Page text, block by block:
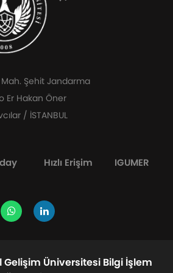
Şehit Jandarma
Er Hakan Öner
/ İSTANBUL
Hızlı Erişim IGUMER
Üniversitesi Bilgi İşlem